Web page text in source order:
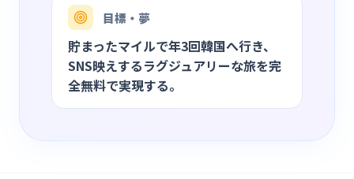
目標・夢
貯まったマイルで年3回韓国へ行き、
SNS映えするラグジュアリーな旅を完
全無料で実現する。